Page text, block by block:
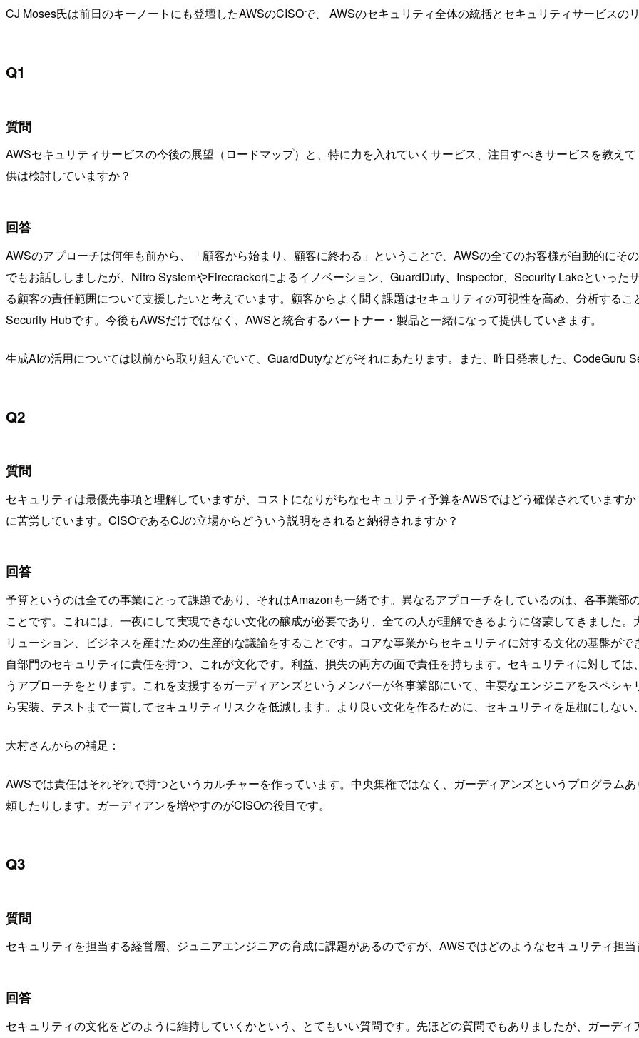
CJ Moses氏は前日のキーノートにも登壇したAWSのCISOで、 AWSのセキュリティ全体の統括とセキュリティサービスの
Q1
質問
AWSセキュリティサービスの今後の展望（ロードマップ）と、特に力を入れていくサービス、注目すべきサービスを教え
供は検討していますか？
回答
AWSのアプローチは何年も前から、「顧客から始まり、顧客に終わる」ということで、AWSの全てのお客様が自動的にそ
でもお話ししましたが、Nitro SystemやFirecrackerによるイノベーション、GuardDuty、Inspector、Security Lakeといっ
る顧客の責任範囲について支援したいと考えています。顧客からよく聞く課題はセキュリティの可視性を高め、分析する
Security Hubです。今後もAWSだけではなく、AWSと統合するパートナー・製品と一緒になって提供していきます。
生成AIの活用については以前から取り組んでいて、GuardDutyなどがそれにあたります。また、昨日発表した、CodeGuru
Q2
質問
セキュリティは最優先事項と理解していますが、コストになりがちなセキュリティ予算をAWSではどう確保されています
に苦労しています。CISOであるCJの立場からどういう説明をされると納得されますか？
回答
予算というのは全ての事業にとって課題であり、それはAmazonも一緒です。異なるアプローチをしているのは、各事業部
ことです。これには、一夜にして実現できない文化の醸成が必要であり、全ての人が理解できるように啓蒙してきました
リューション、ビジネスを産むための生産的な議論をすることです。コアな事業からセキュリティに対する文化の基盤が
自部門のセキュリティに責任を持つ、これが文化です。利益、損失の両方の面で責任を持ちます。セキュリティに対して
うアプローチをとります。これを支援するガーディアンズというメンバーが各事業部にいて、主要なエンジニアをスペシ
ら実装、テストまで一貫してセキュリティリスクを低減します。より良い文化を作るために、セキュリティを足枷にしない
大村さんからの補足：
AWSでは責任はそれぞれで持つというカルチャーを作っています。中央集権ではなく、ガーディアンズというプログラム
頼したりします。ガーディアンを増やすのがCISOの役目です。
Q3
質問
セキュリティを担当する経営層、ジュニアエンジニアの育成に課題があるのですが、AWSではどのようなセキュリティ担
回答
セキュリティの文化をどのように維持していくかという、とてもいい質問です。先ほどの質問でもありましたが、ガーデ